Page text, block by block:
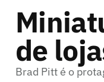
de
Brad Pitt é o